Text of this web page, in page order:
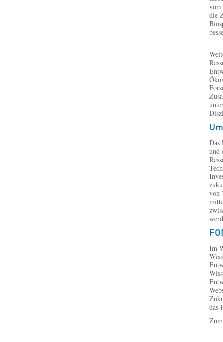
vom
die
Das
und
von
Im
das